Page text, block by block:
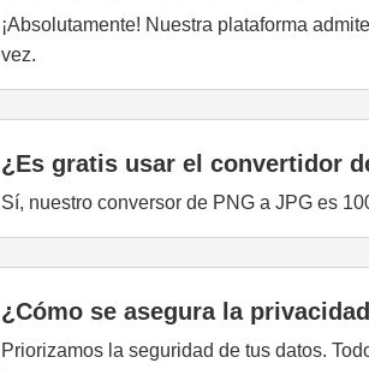
¡Absolutamente! Nuestra plataforma
vez.
¿Es gratis usar el convertidor
Sí, nuestro conversor de PNG a JPG es
¿Cómo se asegura la
Priorizamos la seguridad de tus datos.